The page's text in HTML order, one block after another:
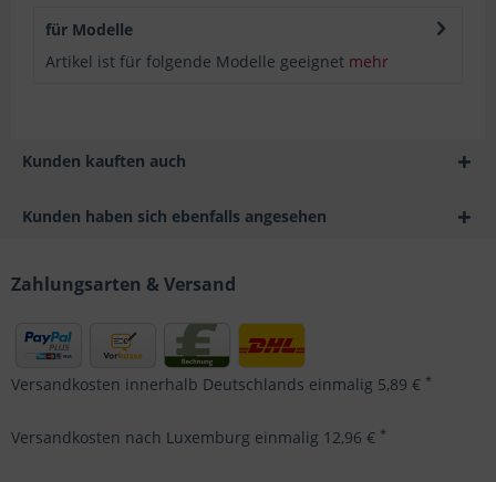
für Modelle
Artikel ist für folgende Modelle geeignet mehr
Kunden kauften auch
Kunden haben sich ebenfalls angesehen
Zahlungsarten & Versand
Versandkosten innerhalb Deutschlands einmalig 5,89 € *
Versandkosten nach Luxemburg einmalig 12,96 € *